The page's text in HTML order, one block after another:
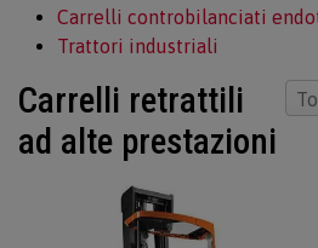
Carrelli controbilanciati
Trattori industriali
Carrelli retrattili
ad alte prestazioni